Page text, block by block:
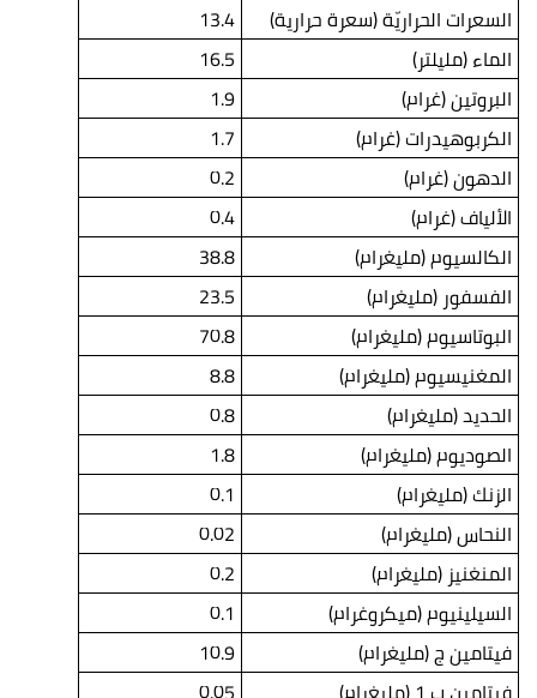
السعرات الحراريّة (سعرة حرارية)
13.4
الماء (مليلتر)
16.5
البروتين (غرام)
1.9
الكربوهيدرات (غرام)
1.7
الدهون (غرام)
0.2
الألياف (غرام)
0.4
الكالسيوم (مليغرام)
38.8
الفسفور (مليغرام)
23.5
البوتاسيوم (مليغرام)
70.8
المغنيسيوم (مليغرام)
8.8
الحديد (مليغرام)
0.8
الصوديوم (مليغرام)
1.8
الزنك (مليغرام)
0.1
النحاس (مليغرام)
0.02
المنغنيز (مليغرام)
0.2
السيلينيوم (ميكروغرام)
0.1
فيتامين ج (مليغرام)
10.9